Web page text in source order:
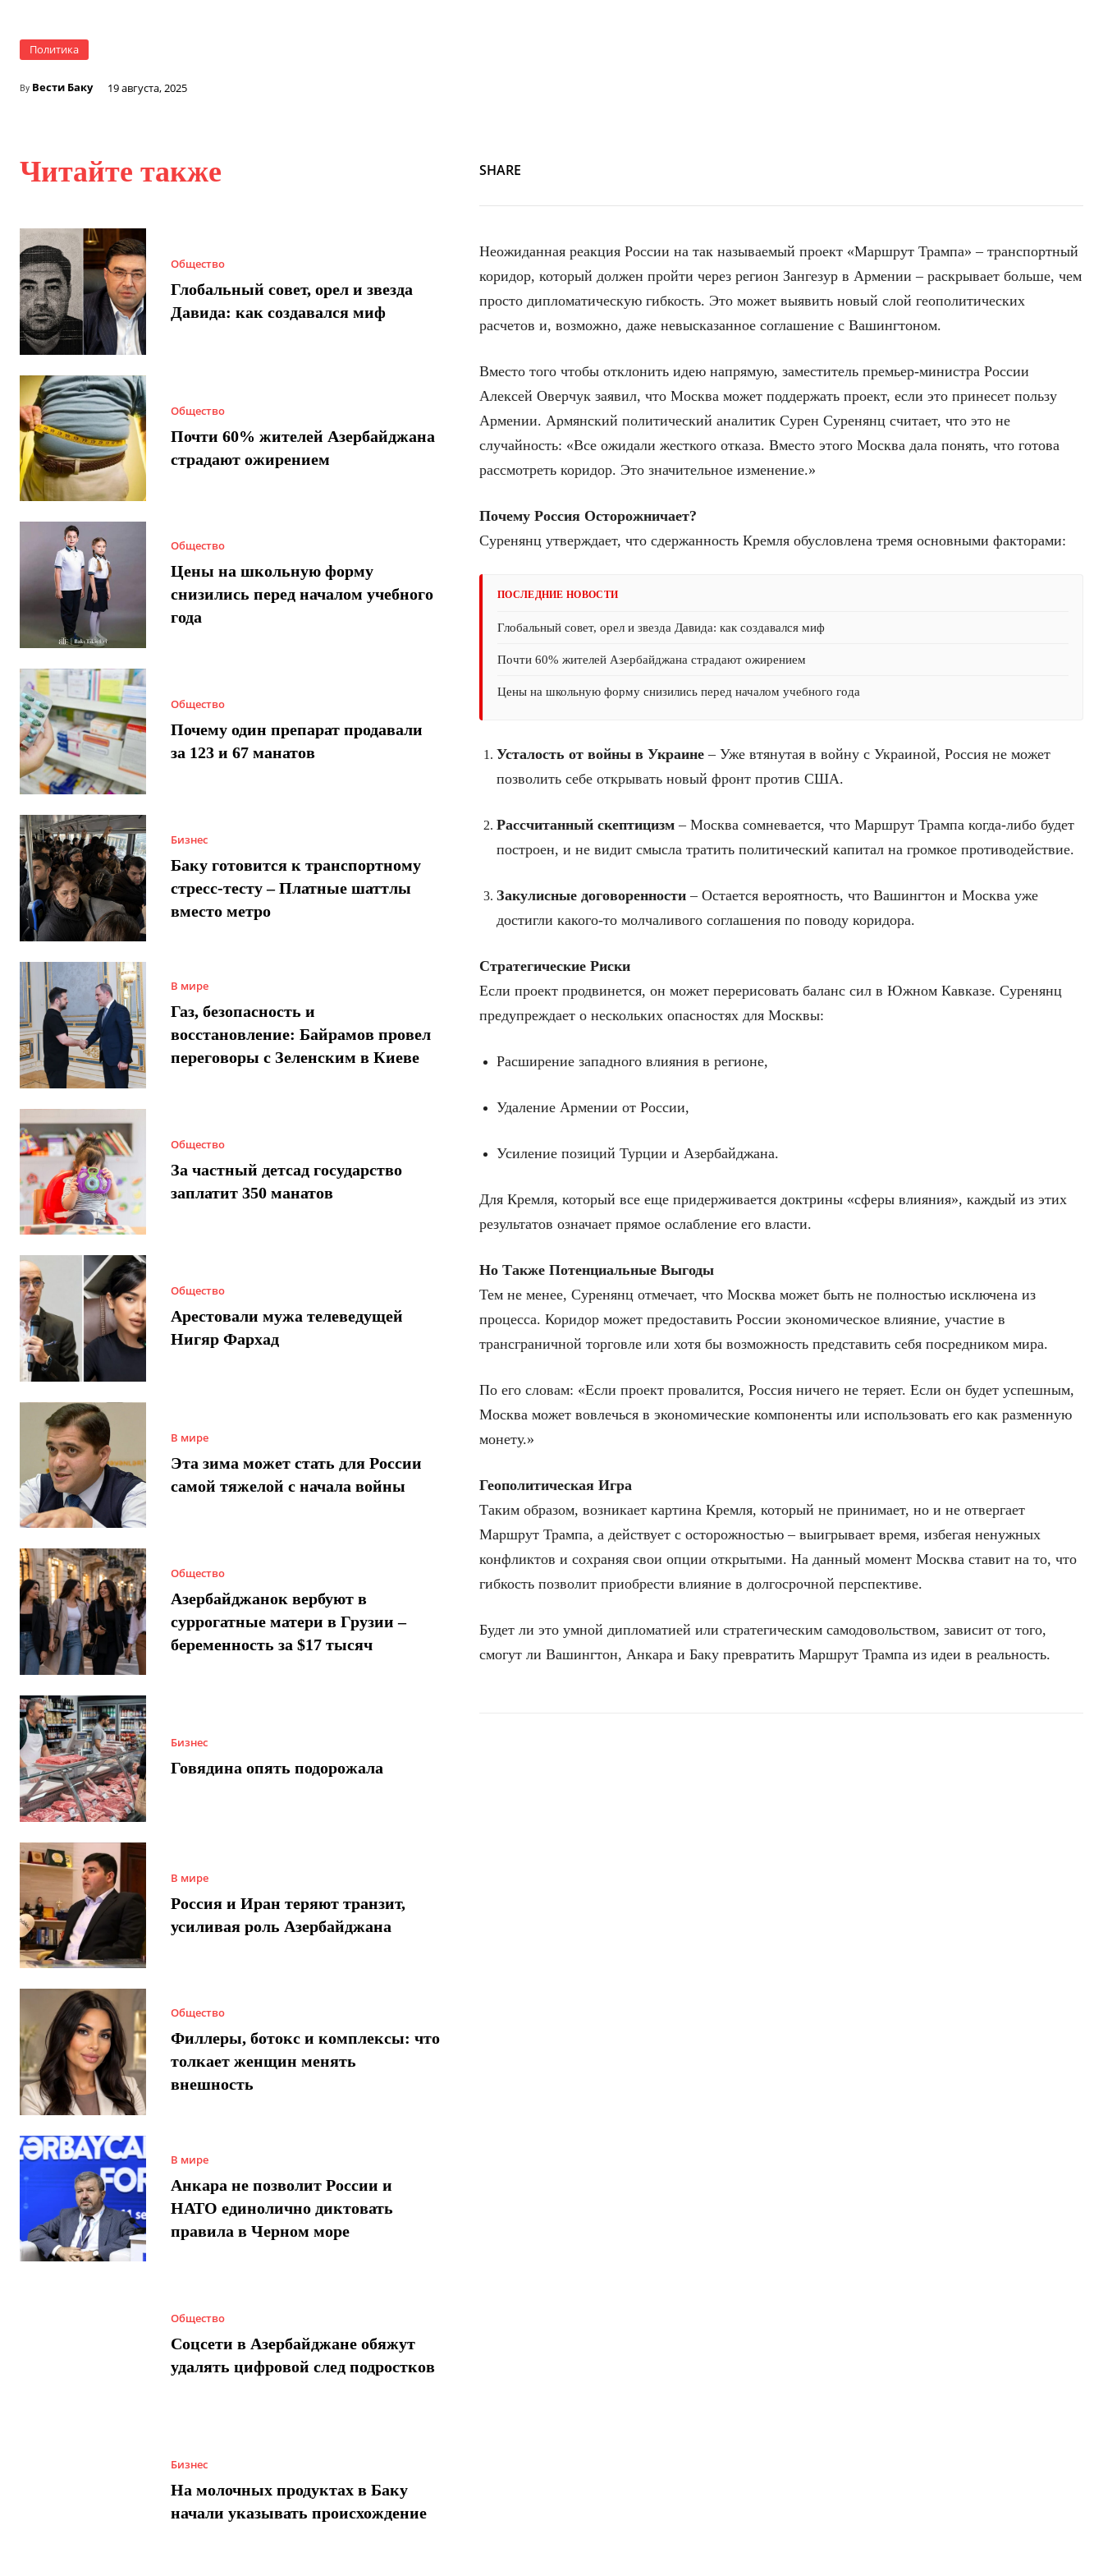
Политика
By Вести Баку 19 августа, 2025
Читайте также
Общество
Глобальный совет, орел и звезда
Давида: как создавался миф
Общество
Почти 60% жителей Азербайджана
страдают ожирением
Общество
Цены на школьную форму
снизились перед началом учебного
года
Общество
Почему один препарат продавали
за 123 и 67 манатов
Бизнес
Баку готовится к транспортному
стресс-тесту – Платные шаттлы
вместо метро
В мире
Газ, безопасность и
восстановление: Байрамов провел
переговоры с Зеленским в Киеве
Общество
За частный детсад государство
заплатит 350 манатов
Общество
Арестовали мужа телеведущей
Нигяр Фархад
В мире
Эта зима может стать для России
самой тяжелой с начала войны
Общество
Азербайджанок вербуют в
суррогатные матери в Грузии –
беременность за $17 тысяч
Бизнес
Говядина опять подорожала
В мире
Россия и Иран теряют транзит,
усиливая роль Азербайджана
Общество
Филлеры, ботокс и комплексы: что
толкает женщин менять
внешность
В мире
Анкара не позволит России и
НАТО единолично диктовать
правила в Черном море
Общество
Соцсети в Азербайджане обяжут
удалять цифровой след подростков
Бизнес
На молочных продуктах в Баку
начали указывать происхождение
SHARE
Неожиданная реакция России на так называемый проект «Маршрут Трампа» – транспортный
коридор, который должен пройти через регион Зангезур в Армении – раскрывает больше, чем
просто дипломатическую гибкость. Это может выявить новый слой геополитических
расчетов и, возможно, даже невысказанное соглашение с Вашингтоном.
Вместо того чтобы отклонить идею напрямую, заместитель премьер-министра России
Алексей Оверчук заявил, что Москва может поддержать проект, если это принесет пользу
Армении. Армянский политический аналитик Сурен Суренянц считает, что это не
случайность: «Все ожидали жесткого отказа. Вместо этого Москва дала понять, что готова
рассмотреть коридор. Это значительное изменение.»
Почему Россия Осторожничает?
Суренянц утверждает, что сдержанность Кремля обусловлена тремя основными факторами:
ПОСЛЕДНИЕ НОВОСТИ
Глобальный совет, орел и звезда Давида: как создавался миф
Почти 60% жителей Азербайджана страдают ожирением
Цены на школьную форму снизились перед началом учебного года
Усталость от войны в Украине – Уже втянутая в войну с Украиной, Россия не может
позволить себе открывать новый фронт против США.
Рассчитанный скептицизм – Москва сомневается, что Маршрут Трампа когда-либо будет
построен, и не видит смысла тратить политический капитал на громкое противодействие.
Закулисные договоренности – Остается вероятность, что Вашингтон и Москва уже
достигли какого-то молчаливого соглашения по поводу коридора.
Стратегические Риски
Если проект продвинется, он может перерисовать баланс сил в Южном Кавказе. Суренянц
предупреждает о нескольких опасностях для Москвы:
Расширение западного влияния в регионе,
Удаление Армении от России,
Усиление позиций Турции и Азербайджана.
Для Кремля, который все еще придерживается доктрины «сферы влияния», каждый из этих
результатов означает прямое ослабление его власти.
Но Также Потенциальные Выгоды
Тем не менее, Суренянц отмечает, что Москва может быть не полностью исключена из
процесса. Коридор может предоставить России экономическое влияние, участие в
трансграничной торговле или хотя бы возможность представить себя посредником мира.
По его словам: «Если проект провалится, Россия ничего не теряет. Если он будет успешным,
Москва может вовлечься в экономические компоненты или использовать его как разменную
монету.»
Геополитическая Игра
Таким образом, возникает картина Кремля, который не принимает, но и не отвергает
Маршрут Трампа, а действует с осторожностью – выигрывает время, избегая ненужных
конфликтов и сохраняя свои опции открытыми. На данный момент Москва ставит на то, что
гибкость позволит приобрести влияние в долгосрочной перспективе.
Будет ли это умной дипломатией или стратегическим самодовольством, зависит от того,
смогут ли Вашингтон, Анкара и Баку превратить Маршрут Трампа из идеи в реальность.